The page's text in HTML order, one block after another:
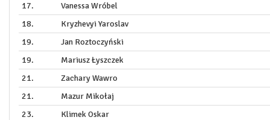
17.
Vanessa Wróbel
18.
Kryzhevyi Yaroslav
19.
Jan Roztoczyński
19.
Mariusz Łyszczek
21.
Zachary Wawro
21.
Mazur Mikołaj
23.
Klimek Oskar